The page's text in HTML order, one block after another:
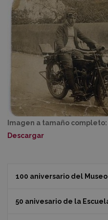
Imagen a tamaño completo:
Descargar
100 aniversario del
50 anivesario de la